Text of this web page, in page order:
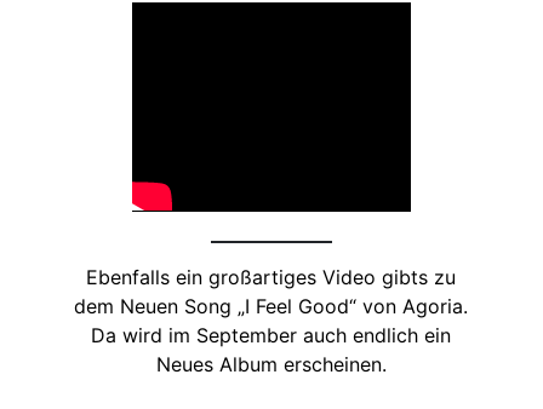
Ebenfalls ein großartiges Video gibts zu
dem Neuen Song „I Feel Good“ von Agoria.
Da wird im September auch endlich ein
Neues Album erscheinen.